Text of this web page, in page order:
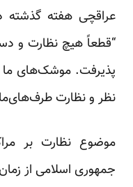
عراقچی هفته گذشته
“قطعاً هیچ نظارت و
پذیرفت. موشک‌های ما
نظر و نظارت
موضوع نظارت بر
جمهوری اسلامی از